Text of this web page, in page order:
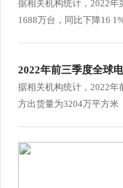
据相关机构统计，2022年
1688万台，同比下降16
2022年前三季度全球
据相关机构统计，2022年
方出货量为3204万平方米